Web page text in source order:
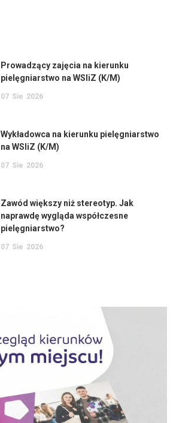
Prowadzący zajęcia na kierunku
pielęgniarstwo na WSIiZ (K/M)
07 Sie 2026
Wykładowca na kierunku pielęgniarstwo
na WSIiZ (K/M)
07 Sie 2026
Zawód większy niż stereotyp. Jak
naprawdę wygląda współczesne
pielęgniarstwo?
07 Sie 2026